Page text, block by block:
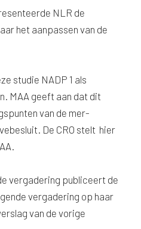
NLR de
het aanpassen van de
studie NADP 1 als
MAA geeft aan dat dit
van de mer-
De CRO stelt hier
vergadering publiceert de
vergadering op haar
van de vorige